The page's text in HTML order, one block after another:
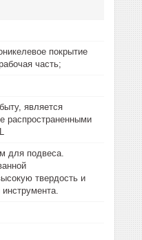
покрытие
часть;
является
распространенными
для подвеса.
твердость и